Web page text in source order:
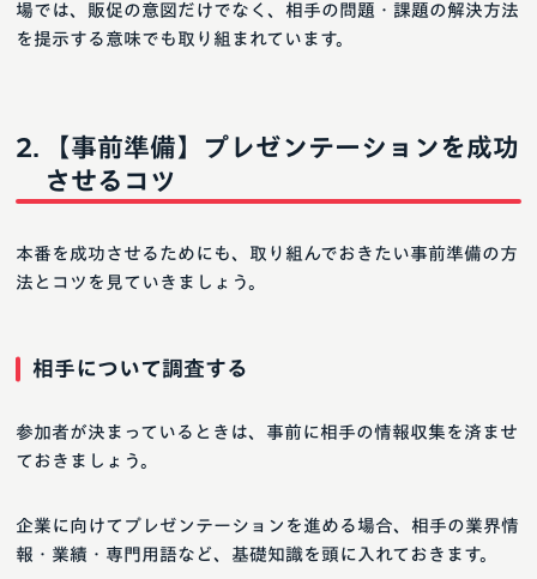
場では、販促の意図だけでなく、相手の問題・課題の解決方法
を提示する意味でも取り組まれています。
【事前準備】プレゼンテーションを成功
させるコツ
本番を成功させるためにも、取り組んでおきたい事前準備の方
法とコツを見ていきましょう。
相手について調査する
参加者が決まっているときは、事前に相手の情報収集を済ませ
ておきましょう。
企業に向けてプレゼンテーションを進める場合、相手の業界情
報・業績・専門用語など、基礎知識を頭に入れておきます。